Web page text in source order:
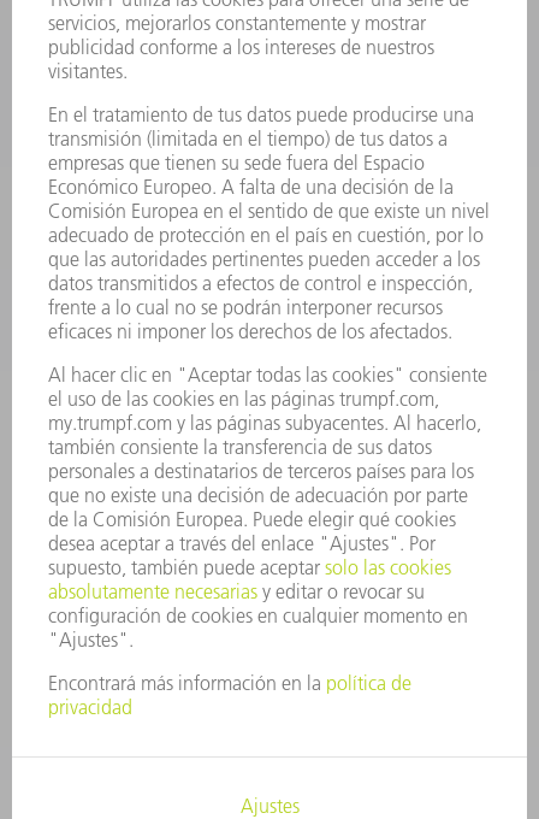
PRODUCTOS
MÁQUINAS Y SISTEMAS
LÁSER
ELECTRÓNICA DE POTENCIA
HERRAMIENTAS PORTÁTILES
FÁBRICA INTELIGENTE
SOFTWARE
SERVICIOS
APLICACIONES
SECTORES
EMPRESA
CARRERA PROFESIONAL
OFERTAS DE TRABAJO
PERFIL DE LA EMPRESA
INFORME ANUAL
PRINCIPIOS CORPORATIVOS
CUMPLIMIENTO
SISTEMA DE INFORMADORES
SEGURIDAD
COMUNICADOS DE PRENSA
REVISTAS
SOSTENIBILIDAD
MEDIO AMBIENTE Y CLIMA
SOCIEDAD Y EMPRESA
GESTIÓN EMPRESARIAL
PROTECCIÓN DE DATOS